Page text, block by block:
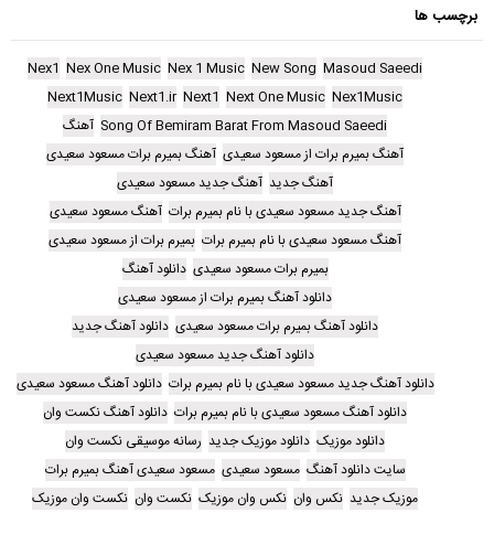
برچسب ها
Masoud Saeedi
New Song
Nex 1 Music
Nex One Music
Nex1
Nex1Music
Next One Music
Next1
Next1.ir
Next1Music
Song Of Bemiram Barat From Masoud Saeedi آهنگ
آهنگ بمیرم برات از مسعود سعیدی آهنگ بمیرم برات مسعود سعیدی
آهنگ جدید آهنگ جدید مسعود سعیدی
آهنگ جدید مسعود سعیدی با نام بمیرم برات آهنگ مسعود سعیدی
آهنگ مسعود سعیدی با نام بمیرم برات بمیرم برات از مسعود سعیدی
بمیرم برات مسعود سعیدی دانلود آهنگ
دانلود آهنگ بمیرم برات از مسعود سعیدی
دانلود آهنگ بمیرم برات مسعود سعیدی دانلود آهنگ جدید
دانلود آهنگ جدید مسعود سعیدی
دانلود آهنگ جدید مسعود سعیدی با نام بمیرم برات دانلود آهنگ مسعود سعیدی
دانلود آهنگ مسعود سعیدی با نام بمیرم برات دانلود آهنگ نکست وان
دانلود موزیک دانلود موزیک جدید رسانه موسیقی نکست وان
سایت دانلود آهنگ مسعود سعیدی مسعود سعیدی آهنگ بمیرم برات
موزیک جدید نکس وان نکس وان موزیک نکست وان نکست وان موزیک